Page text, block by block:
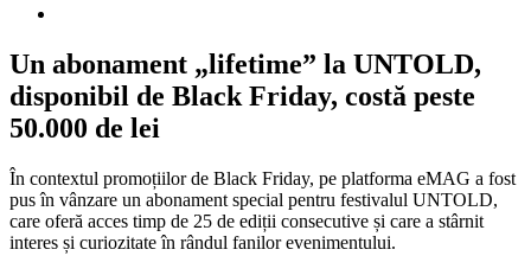
Un abonament „lifetime” la UNTOLD,
disponibil de Black Friday, costă peste
50.000 de lei
În contextul promoțiilor de Black Friday, pe platforma eMAG a fost
pus în vânzare un abonament special pentru festivalul UNTOLD,
care oferă acces timp de 25 de ediții consecutive și care a stârnit
interes și curiozitate în rândul fanilor evenimentului.